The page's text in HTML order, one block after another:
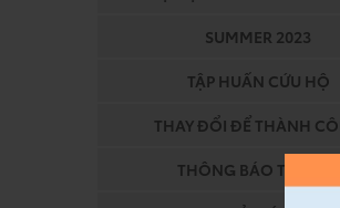
SUMMER 2023
TẬP HUẤN CỨU HỘ
THAY ĐỔI ĐỂ THÀNH
THÔNG BÁO TIẾN ĐỘ